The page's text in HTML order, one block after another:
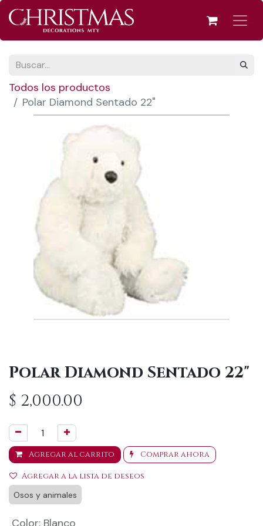
Todos los productos
Polar Diamond Sentado 22"
Polar Diamond Sentado 22"
$ 2,000.00
Agregar al carrito Comprar ahora
Agregar a la lista de deseos
Osos y animales
Color: Blanco